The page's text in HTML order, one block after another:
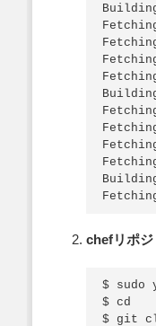
chefリポ
$
$ cd